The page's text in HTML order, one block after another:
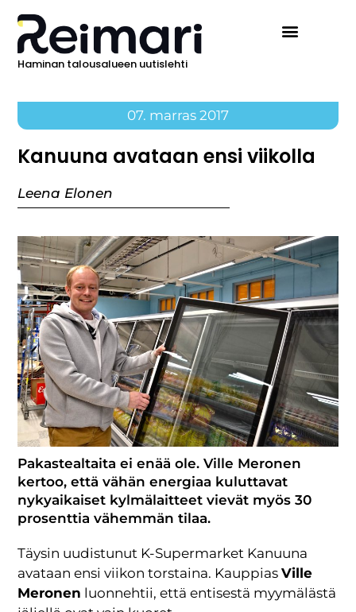
Haminan talousalueen uutislehti
07. marras 2017
Kanuuna avataan ensi viikolla
Leena Elonen
Pakastealtaita ei enää ole. Ville Meronen
kertoo, että vähän energiaa kuluttavat
nykyaikaiset kylmälaitteet vievät myös 30
prosenttia vähemmän tilaa.
Täysin uudistunut K-Supermarket Kanuuna
avataan ensi viikon torstaina. KauppiasVille
Meronen luonnehtii, että entisestä myymälästä